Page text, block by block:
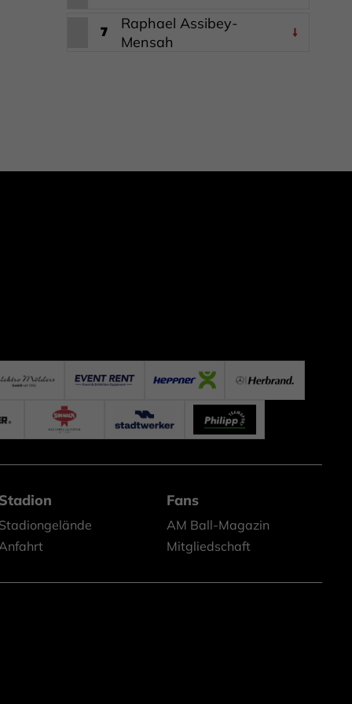
7
Raphael Assibey-
Mensah
Stadion
Stadiongelände
Anfahrt
Fans
AM Ball-Magazin
Mitgliedschaft